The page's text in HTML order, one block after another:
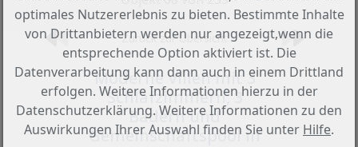
Zurück zur Übersicht
Moderne Villen mit 3
Schlafzimmern, 3
Bädern und
Gemeinschaftspool in
optimales Nutzererlebnis zu bieten. Bestimmte Inhalte
von Drittanbietern werden nur angezeigt,wenn die
entsprechende Option aktiviert ist. Die
Datenverarbeitung kann dann auch in einem Drittland
erfolgen. Weitere Informationen hierzu in der
Datenschutzerklärung. Weitere Informationen zu den
Auswirkungen Ihrer Auswahl finden Sie unter Hilfe.